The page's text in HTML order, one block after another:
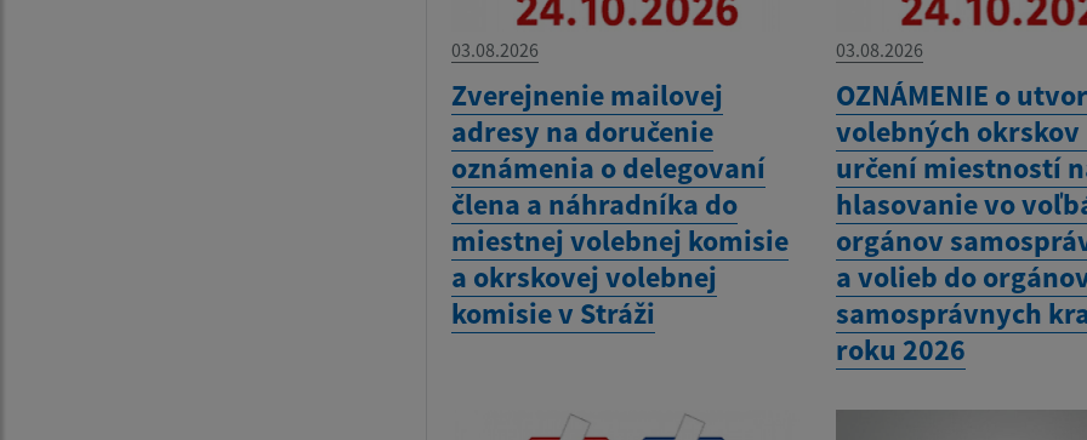
03.08.2026
Zverejnenie mailovej
adresy na doručenie
oznámenia o delegovaní
člena a náhradníka do
miestnej volebnej komisie
a okrskovej volebnej
komisie v Stráži
03.08.2026
OZNÁMENIE o
volebných okrskov
určení miestností
hlasovanie vo
orgánov
a volieb do
samosprávnych
roku 2026